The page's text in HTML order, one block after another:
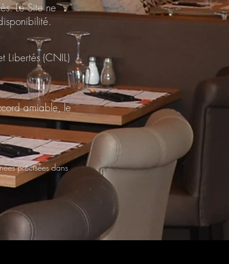
Le Site ne
Libertés (CNIL)
amiable, le
précisées dans